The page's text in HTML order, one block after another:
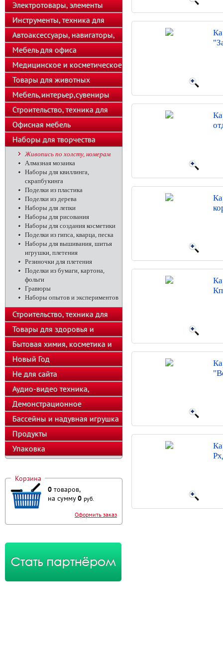
телефоны
Электротовары, элементы
питания, освещение
Инструменты, техника для
подсобного хозяйства
Автоаксессуары, навигаторы,
автозвук
Мебель для офиса
Медицинское и косметическое
оборудование
Товары для животных
Мебель,интерьер,сувениры
Строительство, техника для
хозяйства
Офисная мебель
Наборы для творчества
Живопись по холсту, номерам
Алмазная мозаика
Наборы для квиллинга,
скрапбукинга
Поделки из пластика
Поделки из дерева
Наборы для лепки
Наборы для рисования
Наборы для создания косметики
Поделки из гипса, кварца, песка
Наборы для вышивания, шитья
игрушки, плетения
Резиночки для плетения
Поделки из бумаги, картона,
фольги
Гравюры
Наборы опытов и экспериментов
Строительство, техника для
подсобного хозяйства
Товары для здоровья и
красоты
Бытовая химия, косметика и
парфюмерия
Новый Год
Не для сайта
Аудио-видео техника,
телефоны, калькуляторы
Демонстрационное
оборудование
Бассейны и надувная игрушка
Продукты
Упаковка
Корзина
0 товаров,
на сумму0 руб.
Оформить заказ